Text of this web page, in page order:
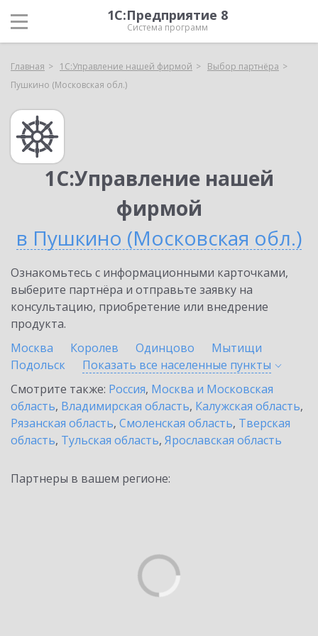
1С:Предприятие 8
Система программ
Главная 1С:Управление нашей фирмой
Выбор партнёра
Пушкино (Московская обл.)
1С:Управление нашей
фирмой
в Пушкино (Московская обл.)
Ознакомьтесь с информационными карточками,
выберите партнёра и отправьте заявку на
консультацию, приобретение или внедрение
продукта.
Москва
Королев Одинцово
Мытищи
Подольск
Показать все населенные пункты
Смотрите также: Россия, Москва и Московская
область, Владимирская область, Калужская область,
Рязанская область, Смоленская область, Тверская
область, Тульская область, Ярославская область
Партнеры в вашем регионе: